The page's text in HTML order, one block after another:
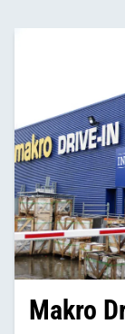
Marktcijfers
Makro